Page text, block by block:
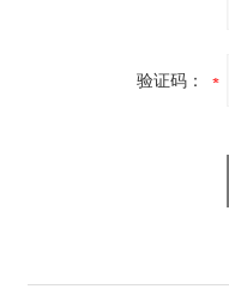
验证码：